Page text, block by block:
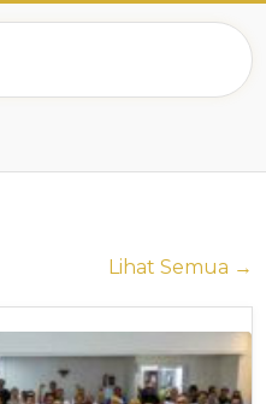
Lihat Semua →